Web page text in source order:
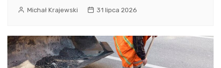
Michał Krajewski 31 lipca 2026